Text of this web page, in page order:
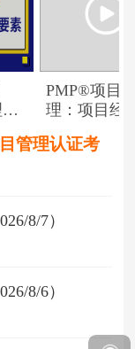
PMP®项目
理：项目经
管理认证考
8/7）
8/6）